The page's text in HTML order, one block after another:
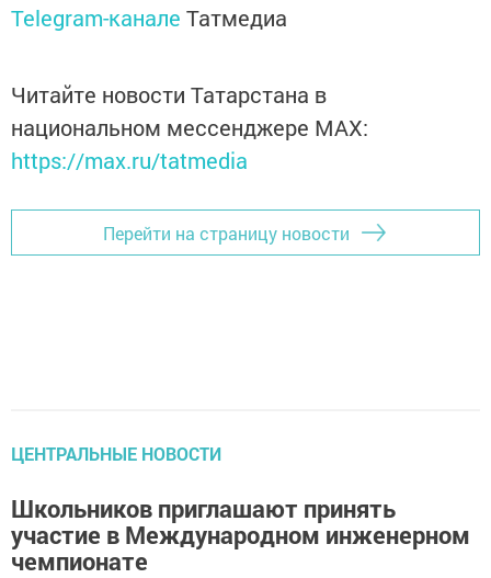
Telegram-канале Татмедиа
Читайте новости Татарстана в
национальном мессенджере MАХ:
https://max.ru/tatmedia
Перейти на страницу новости
ЦЕНТРАЛЬНЫЕ НОВОСТИ
Школьников приглашают принять
участие в Международном инженерном
чемпионате